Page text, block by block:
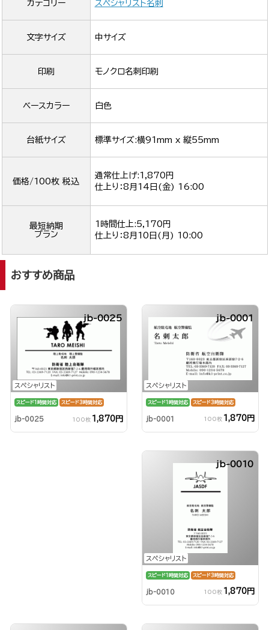
カテゴリー スペシャリスト名刺
文字サイズ 中サイズ
印刷 モノクロ名刺印刷
ベースカラー 白色
台紙サイズ 標準サイズ:横91mm x 縦55mm
価格/100枚 税込
通常仕上げ:1,870円
仕上り：8月14日(金) 16:00
最短納期
プラン
1時間仕上:5,170円
仕上り：8月10日(月) 10:00
おすすめ商品
スペシャリスト
jb-0025
スピード1時間対応 スピード3時間対応
jb-0025 100枚 1,870円
スペシャリスト
jb-0001
スピード1時間対応 スピード3時間対応
jb-0001 100枚 1,870円
スペシャリスト
jb-0010
スピード1時間対応 スピード3時間対応
jb-0010 100枚 1,870円